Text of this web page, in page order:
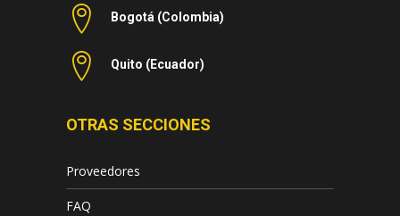
Bogotá (Colombia)
Quito (Ecuador)
OTRAS SECCIONES
Proveedores
FAQ